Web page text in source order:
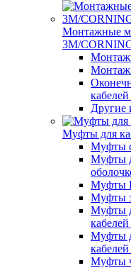
Монтажные
3M/
кабелей
Другие
Муфты для
Муфты
Муфты
Муфты
Муфты
Муфты
Муфты
Муфты